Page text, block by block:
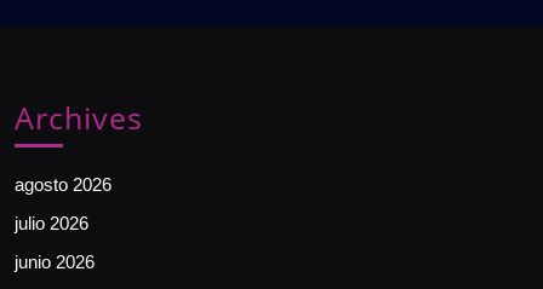
Archives
agosto 2026
julio 2026
junio 2026